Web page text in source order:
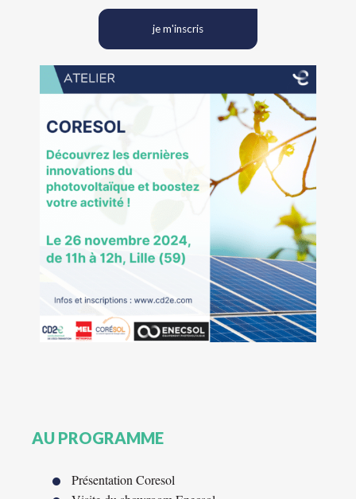
je m'inscris
AU PROGRAMME
Présentation Coresol